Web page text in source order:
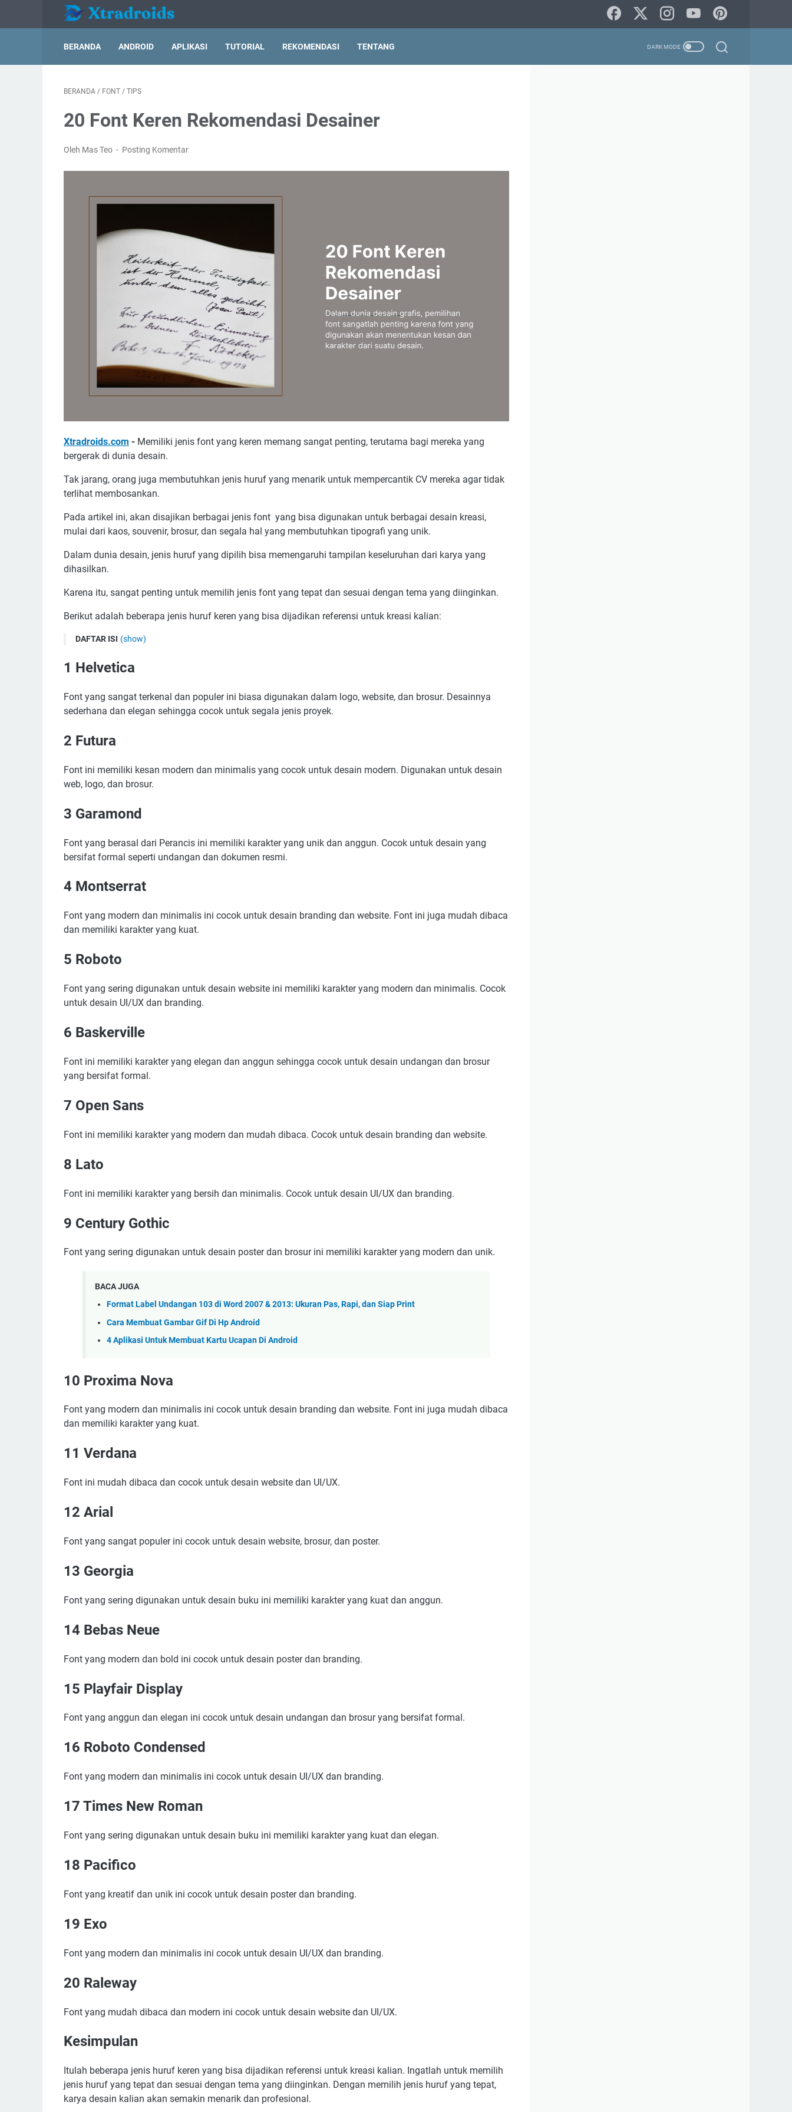
BERANDA ANDROID APLIKASI TUTORIAL REKOMENDASI TENTANG
BERANDA / FONT / TIPS
20 Font Keren Rekomendasi Desainer
Oleh Mas Teo Posting Komentar
Xtradroids.com - Memiliki jenis font yang keren memang sangat penting, terutama bagi mereka yang
bergerak di dunia desain.
Tak jarang, orang juga membutuhkan jenis huruf yang menarik untuk mempercantik CV mereka agar tidak
terlihat membosankan.
Pada artikel ini, akan disajikan berbagai jenis font yang bisa digunakan untuk berbagai desain kreasi,
mulai dari kaos, souvenir, brosur, dan segala hal yang membutuhkan tipografi yang unik.
Dalam dunia desain, jenis huruf yang dipilih bisa memengaruhi tampilan keseluruhan dari karya yang
dihasilkan.
Karena itu, sangat penting untuk memilih jenis font yang tepat dan sesuai dengan tema yang diinginkan.
Berikut adalah beberapa jenis huruf keren yang bisa dijadikan referensi untuk kreasi kalian:
DAFTAR ISI (show)
2 Futura
4 Montserrat
6 Baskerville
8 Lato
10 Proxima Nova
12 Arial
13 Georgia
16 Roboto Condensed
17 Times New Roman
19 Exo
Kesimpulan
1 Helvetica
Font yang sangat terkenal dan populer ini biasa digunakan dalam logo, website, dan brosur. Desainnya
sederhana dan elegan sehingga cocok untuk segala jenis proyek.
2 Futura
Font ini memiliki kesan modern dan minimalis yang cocok untuk desain modern. Digunakan untuk desain
web, logo, dan brosur.
3 Garamond
Font yang berasal dari Perancis ini memiliki karakter yang unik dan anggun. Cocok untuk desain yang
bersifat formal seperti undangan dan dokumen resmi.
4 Montserrat
Font yang modern dan minimalis ini cocok untuk desain branding dan website. Font ini juga mudah dibaca
dan memiliki karakter yang kuat.
5 Roboto
Font yang sering digunakan untuk desain website ini memiliki karakter yang modern dan minimalis. Cocok
untuk desain UI/UX dan branding.
6 Baskerville
Font ini memiliki karakter yang elegan dan anggun sehingga cocok untuk desain undangan dan brosur
yang bersifat formal.
7 Open Sans
Font ini memiliki karakter yang modern dan mudah dibaca. Cocok untuk desain branding dan website.
8 Lato
Font ini memiliki karakter yang bersih dan minimalis. Cocok untuk desain UI/UX dan branding.
9 Century Gothic
Font yang sering digunakan untuk desain poster dan brosur ini memiliki karakter yang modern dan unik.
BACA JUGA
Format Label Undangan 103 di Word 2007 & 2013: Ukuran Pas, Rapi, dan Siap Print
Cara Membuat Gambar Gif Di Hp Android
4 Aplikasi Untuk Membuat Kartu Ucapan Di Android
10 Proxima Nova
Font yang modern dan minimalis ini cocok untuk desain branding dan website. Font ini juga mudah dibaca
dan memiliki karakter yang kuat.
11 Verdana
Font ini mudah dibaca dan cocok untuk desain website dan UI/UX.
12 Arial
Font yang sangat populer ini cocok untuk desain website, brosur, dan poster.
13 Georgia
Font yang sering digunakan untuk desain buku ini memiliki karakter yang kuat dan anggun.
14 Bebas Neue
Font yang modern dan bold ini cocok untuk desain poster dan branding.
15 Playfair Display
Font yang anggun dan elegan ini cocok untuk desain undangan dan brosur yang bersifat formal.
16 Roboto Condensed
Font yang modern dan minimalis ini cocok untuk desain UI/UX dan branding.
17 Times New Roman
Font yang sering digunakan untuk desain buku ini memiliki karakter yang kuat dan elegan.
18 Pacifico
Font yang kreatif dan unik ini cocok untuk desain poster dan branding.
19 Exo
Font yang modern dan minimalis ini cocok untuk desain UI/UX dan branding.
20 Raleway
Font yang mudah dibaca dan modern ini cocok untuk desain website dan UI/UX.
Kesimpulan
Itulah beberapa jenis huruf keren yang bisa dijadikan referensi untuk kreasi kalian. Ingatlah untuk memilih
jenis huruf yang tepat dan sesuai dengan tema yang diinginkan. Dengan memilih jenis huruf yang tepat,
karya desain kalian akan semakin menarik dan profesional.